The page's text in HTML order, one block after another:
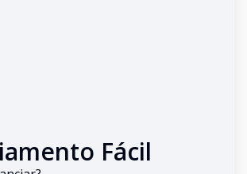
Fácil